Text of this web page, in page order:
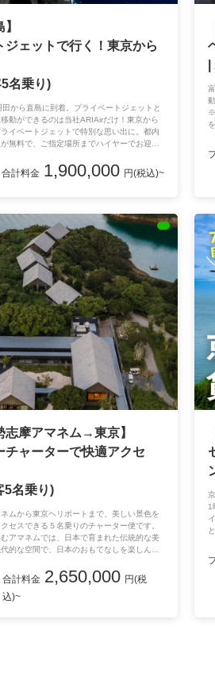
ジェットで行く！東京から
名乗り)
から直島に到着。プライベートジェットと
動ができるのは当社ARIAirだけ！東京から
イベートジェットで特別な思い出に。都内
無料で、ご指定場所までハイヤーでお迎え
日常的なフライトを是非ご体感ください。
合計料金 1,900,000 円(税込)~
※
志摩アマネム→東京】
チャーターで快適アクセ
5名乗り)
ムから東京ヘリポートまで、美しい景色を
セスできる５名乗りのチャーター便です。
アマネムでは、日本で育まれた伝統的な美
的な空間で、日本のおもてなしを楽しんで
はございませんので、宿泊施設のご予約はご
します。
合計料金 2,650,000 円(税
込)~
1